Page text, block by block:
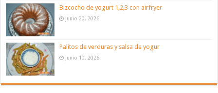
Bizcocho de yogurt 1,2,3 con airfryer
junio 20, 2026
Palitos de verduras y salsa de yogur
junio 10, 2026